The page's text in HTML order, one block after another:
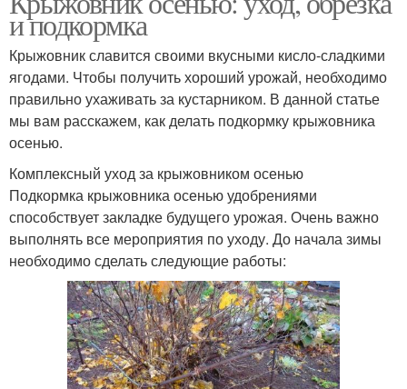
и подкормка
Крыжовник славится своими вкусными кисло-сладкими
ягодами. Чтобы получить хороший урожай, необходимо
правильно ухаживать за кустарником. В данной статье
мы вам расскажем, как делать подкормку крыжовника
осенью.
Комплексный уход за крыжовником осенью
Подкормка крыжовника осенью удобрениями
способствует закладке будущего урожая. Очень важно
выполнять все мероприятия по уходу. До начала зимы
необходимо сделать следующие работы: